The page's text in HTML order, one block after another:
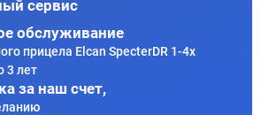
сервис
обслуживание
прицела Elcan SpecterDR 1-4x
3 лет
за наш счет,